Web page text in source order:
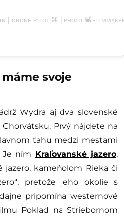
| ᴅʀᴏɴᴇ ᴘɪʟᴏᴛ ⌘ | ᴘʜᴏᴛᴏ 📽
svoje
Wydra aj dva slovenské
Prvý nájdete na
ťahu medzi mestami
Je ním Kraľovanské jazero,
jazero, kameňolom Rieka či
pretože jeho okolie s
pripomína westernové
Poklad na Striebornom